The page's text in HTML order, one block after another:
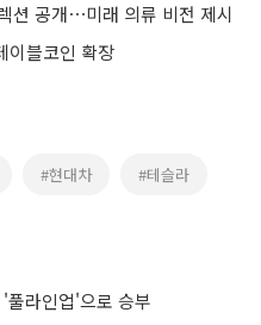
션 공개⋯미래 의류 비전 제시
이블코인 확장
#현대차 #테슬라
라인업'으로 승부